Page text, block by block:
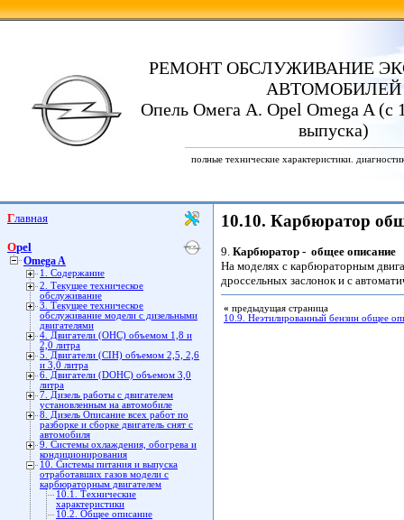
РЕМОНТ ОБСЛУЖИВАНИЕ
АВТОМОБИЛЕЙ
Опель Омега А. Opel Omega A (с
выпуска)
полные технические характеристики.
Главная
Opel
Omega A
1. Содержание
2. Текущее техническое
обслуживание
3. Текущее техническое
обслуживание модели с дизельными
двигателями
4. Двигатели (ОНС) объемом 1,8 и
2,0 литра
5. Двигатели (CIH) объемом 2,5, 2,6
и 3,0 литра
6. Двигатели (DOHC) объемом 3,0
литра
7. Дизель работы с двигателем
установленным на автомобиле
8. Дизель Описание всех работ по
разборке и сборке двигатель снят с
автомобиля
9. Системы охлаждения, обогрева и
кондиционирования
10. Системы питания и выпуска
отработавших газов модели с
карбюраторным двигателем
10.1. Технические
характеристики
10.2. Общее описание
10.10. Карбюратор
9. Карбюратор - общее описание
На моделях с карбюраторным
дроссельных заслонок и с
« предыдущая страница
10.9. Неэтилированный бензин общее